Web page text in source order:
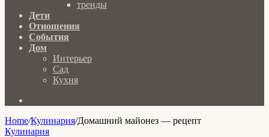
тренды
Дети
Отношения
События
Дом
Интерьер
Сад
Кухня
Home/Кулинария/Домашний майонез — рецепт
Кулинария